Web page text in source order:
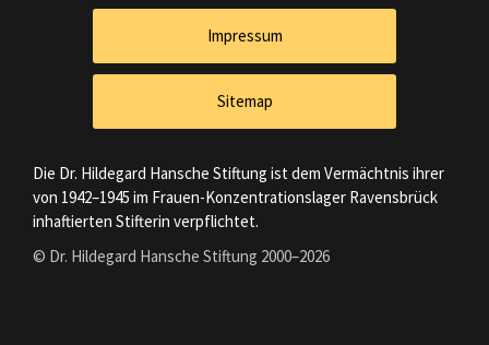
Impressum
Sitemap
Die Dr. Hildegard Hansche Stiftung ist dem Vermächtnis ihrer
von 1942–1945 im Frauen-Konzentrationslager Ravensbrück
inhaftierten Stifterin verpflichtet.
© Dr. Hildegard Hansche Stiftung 2000–2026